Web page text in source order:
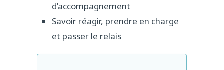
d’accompagnement
Savoir réagir, prendre en charge
et passer le relais